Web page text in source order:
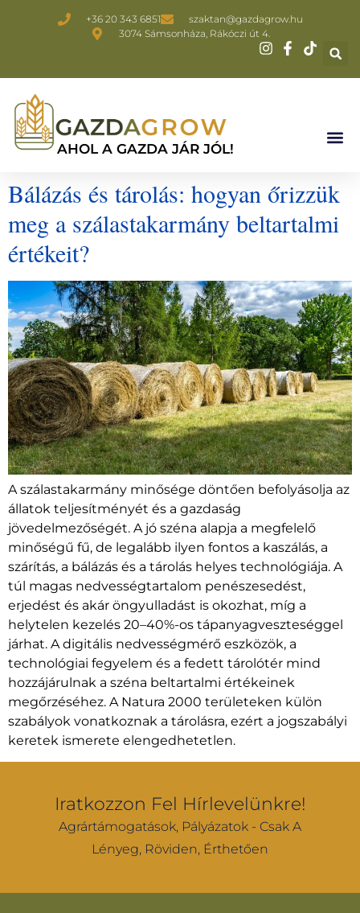
+36 20 343 6851
szaktan@gazdagrow.hu
3074 Sámsonháza, Rákóczi út 4.
AHOL A GAZDA JÁR JÓL!
Bálázás és tárolás: hogyan őrizzük
meg a szálastakarmány beltartalmi
értékeit?
A szálastakarmány minősége döntően befolyásolja az
állatok teljesítményét és a gazdaság
jövedelmezőségét. A jó széna alapja a megfelelő
minőségű fű, de legalább ilyen fontos a kaszálás, a
szárítás, a bálázás és a tárolás helyes technológiája. A
túl magas nedvességtartalom penészesedést,
erjedést és akár öngyulladást is okozhat, míg a
helytelen kezelés 20–40%-os tápanyagveszteséggel
járhat. A digitális nedvességmérő eszközök, a
technológiai fegyelem és a fedett tárolótér mind
hozzájárulnak a széna beltartalmi értékeinek
megőrzéséhez. A Natura 2000 területeken külön
szabályok vonatkoznak a tárolásra, ezért a jogszabályi
keretek ismerete elengedhetetlen.
Iratkozzon Fel Hírlevelünkre!
Agrártámogatások, Pályázatok - Csak A
Lényeg, Röviden, Érthetően